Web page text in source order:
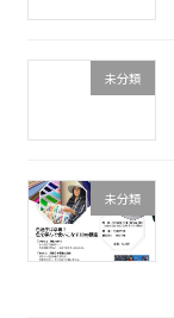
未分類
未分類